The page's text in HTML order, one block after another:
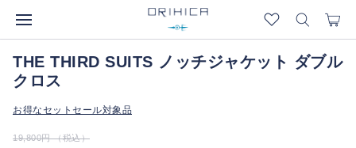
THE THIRD SUITS ノッチジャケット ダブル
クロス
お得なセットセール対象品
19,800円 （税込）